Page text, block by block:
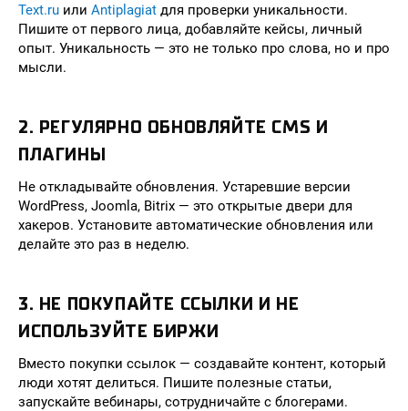
Text.ru или Antiplagiat для проверки уникальности.
Пишите от первого лица, добавляйте кейсы, личный
опыт. Уникальность — это не только про слова, но и про
мысли.
2. РЕГУЛЯРНО ОБНОВЛЯЙТЕ CMS И
ПЛАГИНЫ
Не откладывайте обновления. Устаревшие версии
WordPress, Joomla, Bitrix — это открытые двери для
хакеров. Установите автоматические обновления или
делайте это раз в неделю.
3. НЕ ПОКУПАЙТЕ ССЫЛКИ И НЕ
ИСПОЛЬЗУЙТЕ БИРЖИ
Вместо покупки ссылок — создавайте контент, который
люди хотят делиться. Пишите полезные статьи,
запускайте вебинары, сотрудничайте с блогерами.